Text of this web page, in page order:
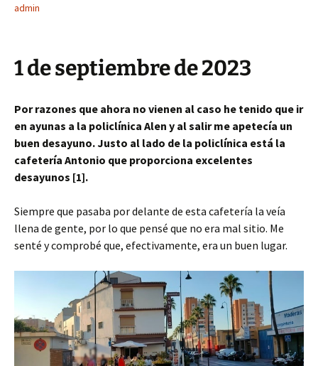
admin
1 de septiembre de 2023
Por razones que ahora no vienen al caso he tenido que ir
en ayunas a la policlínica Alen y al salir me apetecía un
buen desayuno. Justo al lado de la policlínica está la
cafetería Antonio que proporciona excelentes
desayunos [1].
Siempre que pasaba por delante de esta cafetería la veía
llena de gente, por lo que pensé que no era mal sitio. Me
senté y comprobé que, efectivamente, era un buen lugar.